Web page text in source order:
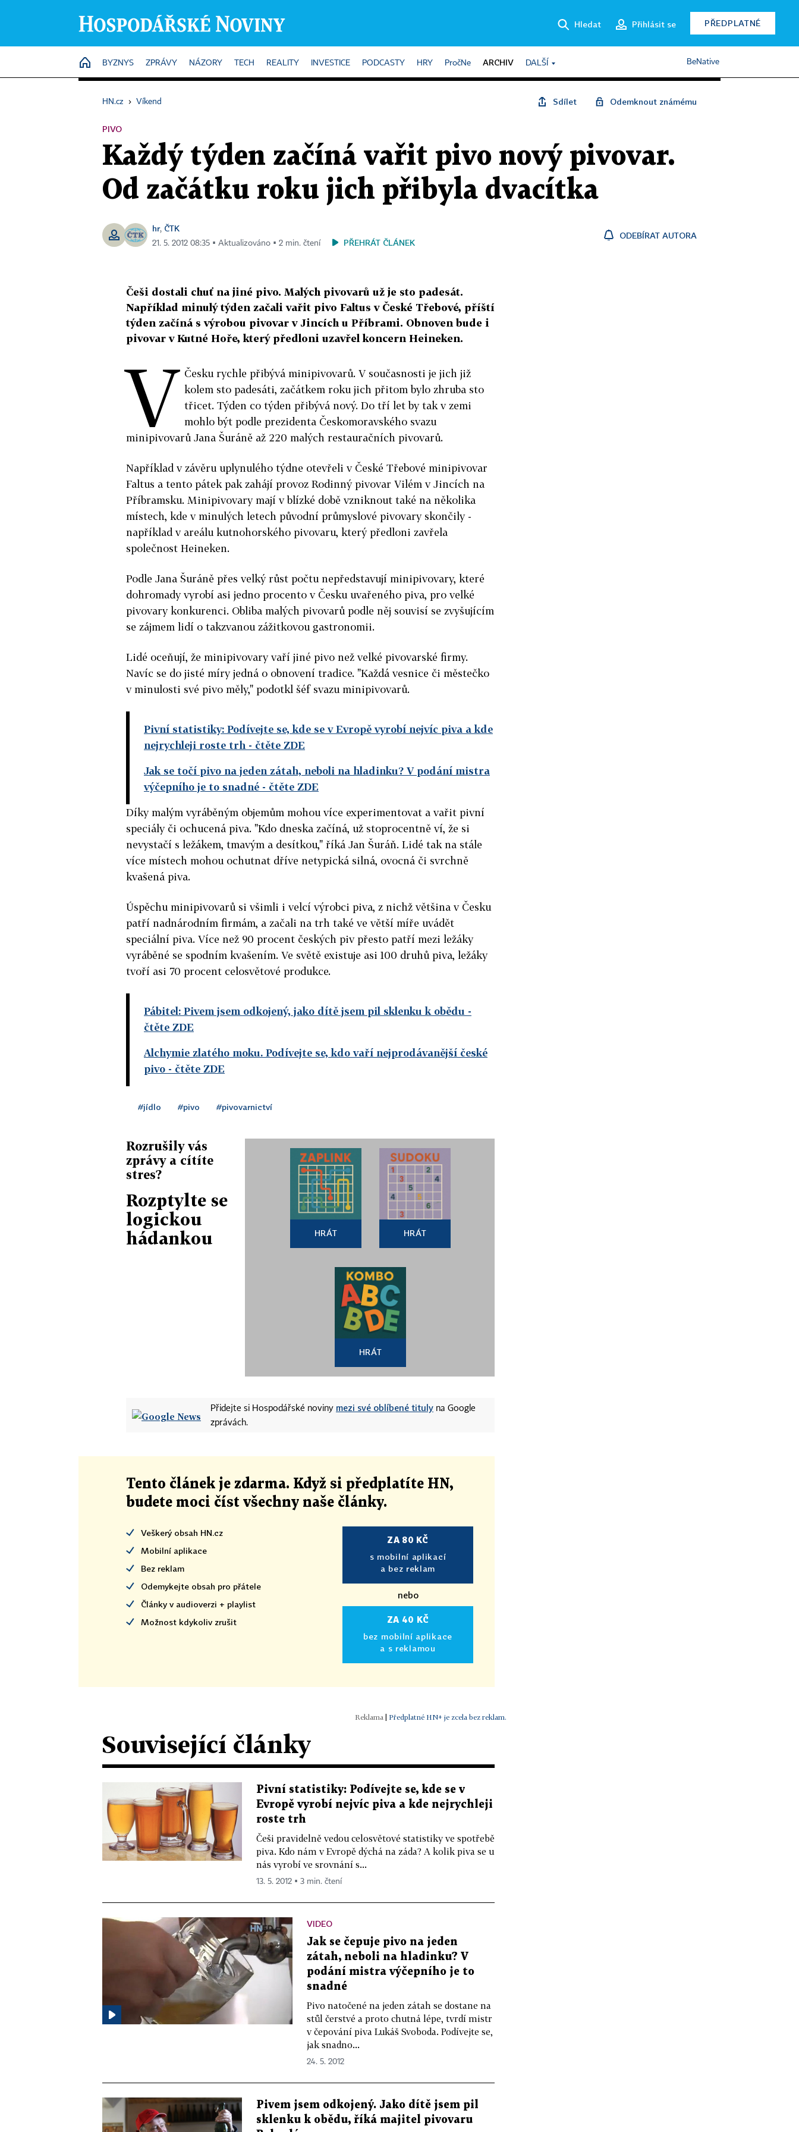
Hledat Přihlásit se PŘEDPLATNÉ
HOME
BYZNYS ZPRÁVY NÁZORY TECH REALITY INVESTICE PODCASTY HRY PročNe ARCHIV DALŠÍ BeNative
HN.cz › Víkend Sdílet Odemknout známému
PIVO
Každý týden začíná vařit pivo nový pivovar.
Od začátku roku jich přibyla dvacítka
hr, ČTK
21. 5. 2012 08:35 ▪ Aktualizováno ▪ 2 min. čtení PŘEHRÁT ČLÁNEK
ODEBÍRAT AUTORA
Češi dostali chuť na jiné pivo. Malých pivovarů už je sto padesát.
Například minulý týden začali vařit pivo Faltus v České Třebové, příští
týden začíná s výrobou pivovar v Jincích u Příbrami. Obnoven bude i
pivovar v Kutné Hoře, který předloni uzavřel koncern Heineken.
V Česku rychle přibývá minipivovarů. V současnosti je jich již
kolem sto padesáti, začátkem roku jich přitom bylo zhruba sto
třicet. Týden co týden přibývá nový. Do tří let by tak v zemi
mohlo být podle prezidenta Českomoravského svazu
minipivovarů Jana Šuráně až 220 malých restauračních pivovarů.
Například v závěru uplynulého týdne otevřeli v České Třebové minipivovar
Faltus a tento pátek pak zahájí provoz Rodinný pivovar Vilém v Jincích na
Příbramsku. Minipivovary mají v blízké době vzniknout také na několika
místech, kde v minulých letech původní průmyslové pivovary skončily -
například v areálu kutnohorského pivovaru, který předloni zavřela
společnost Heineken.
Podle Jana Šuráně přes velký růst počtu nepředstavují minipivovary, které
dohromady vyrobí asi jedno procento v Česku uvařeného piva, pro velké
pivovary konkurenci. Obliba malých pivovarů podle něj souvisí se zvyšujícím
se zájmem lidí o takzvanou zážitkovou gastronomii.
Lidé oceňují, že minipivovary vaří jiné pivo než velké pivovarské firmy.
Navíc se do jisté míry jedná o obnovení tradice. "Každá vesnice či městečko
v minulosti své pivo měly," podotkl šéf svazu minipivovarů.
Pivní statistiky: Podívejte se, kde se v Evropě vyrobí nejvíc piva a kde
nejrychleji roste trh - čtěte ZDE
Jak se točí pivo na jeden zátah, neboli na hladinku? V podání mistra
výčepního je to snadné - čtěte ZDE
Díky malým vyráběným objemům mohou více experimentovat a vařit pivní
speciály či ochucená piva. "Kdo dneska začíná, už stoprocentně ví, že si
nevystačí s ležákem, tmavým a desítkou," říká Jan Šuráň. Lidé tak na stále
více místech mohou ochutnat dříve netypická silná, ovocná či svrchně
kvašená piva.
Úspěchu minipivovarů si všimli i velcí výrobci piva, z nichž většina v Česku
patří nadnárodním firmám, a začali na trh také ve větší míře uvádět
speciální piva. Více než 90 procent českých piv přesto patří mezi ležáky
vyráběné se spodním kvašením. Ve světě existuje asi 100 druhů piva, ležáky
tvoří asi 70 procent celosvětové produkce.
Pábitel: Pivem jsem odkojený, jako dítě jsem pil sklenku k obědu -
čtěte ZDE
Alchymie zlatého moku. Podívejte se, kdo vaří nejprodávanější české
pivo - čtěte ZDE
#jídlo #pivo #pivovarnictví
Rozrušily vás
zprávy a cítíte
stres?
Rozptylte se
logickou
hádankou
HRÁT HRÁT
HRÁT
Přidejte si Hospodářské noviny mezi své oblíbené tituly na Google
zprávách.
Tento článek je zdarma. Když si předplatíte HN,
budete moci číst všechny naše články.
Veškerý obsah HN.cz
Mobilní aplikace
Bez reklam
Odemykejte obsah pro přátele
Články v audioverzi + playlist
Možnost kdykoliv zrušit
ZA 80 KČ
s mobilní aplikací
a bez reklam
nebo
ZA 40 KČ
bez mobilní aplikace
a s reklamou
Předplatné HN+ je zcela bez reklam.
Související články
Pivní statistiky: Podívejte se, kde se v
Evropě vyrobí nejvíc piva a kde nejrychleji
roste trh
Češi pravidelně vedou celosvětové statistiky ve spotřebě
piva. Kdo nám v Evropě dýchá na záda? A kolik piva se u
nás vyrobí ve srovnání s...
13. 5. 2012 ▪ 3 min. čtení
VIDEO
Jak se čepuje pivo na jeden
zátah, neboli na hladinku? V
podání mistra výčepního je to
snadné
Pivo natočené na jeden zátah se dostane na
stůl čerstvé a proto chutná lépe, tvrdí mistr
v čepování piva Lukáš Svoboda. Podívejte se,
jak snadno...
24. 5. 2012
Pivem jsem odkojený. Jako dítě jsem pil
sklenku k obědu, říká majitel pivovaru